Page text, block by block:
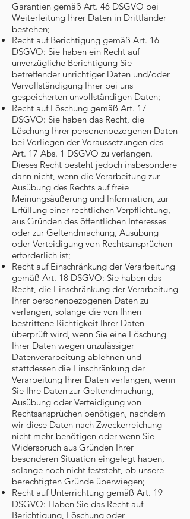
Garantien gemäß Art. 46 DSGVO bei
Weiterleitung Ihrer Daten in Drittländer
bestehen;
Recht auf Berichtigung gemäß Art. 16
DSGVO: Sie haben ein Recht auf
unverzügliche Berichtigung Sie
betreffender unrichtiger Daten und/oder
Vervollständigung Ihrer bei uns
gespeicherten unvollständigen Daten;
Recht auf Löschung gemäß Art. 17
DSGVO: Sie haben das Recht, die
Löschung Ihrer personenbezogenen Daten
bei Vorliegen der Voraussetzungen des
Art. 17 Abs. 1 DSGVO zu verlangen.
Dieses Recht besteht jedoch insbesondere
dann nicht, wenn die Verarbeitung zur
Ausübung des Rechts auf freie
Meinungsäußerung und Information, zur
Erfüllung einer rechtlichen Verpflichtung,
aus Gründen des öffentlichen Interesses
oder zur Geltendmachung, Ausübung
oder Verteidigung von Rechtsansprüchen
erforderlich ist;
Recht auf Einschränkung der Verarbeitung
gemäß Art. 18 DSGVO: Sie haben das
Recht, die Einschränkung der Verarbeitung
Ihrer personenbezogenen Daten zu
verlangen, solange die von Ihnen
bestrittene Richtigkeit Ihrer Daten
überprüft wird, wenn Sie eine Löschung
Ihrer Daten wegen unzulässiger
Datenverarbeitung ablehnen und
stattdessen die Einschränkung der
Verarbeitung Ihrer Daten verlangen, wenn
Sie Ihre Daten zur Geltendmachung,
Ausübung oder Verteidigung von
Rechtsansprüchen benötigen, nachdem
wir diese Daten nach Zweckerreichung
nicht mehr benötigen oder wenn Sie
Widerspruch aus Gründen Ihrer
besonderen Situation eingelegt haben,
solange noch nicht feststeht, ob unsere
berechtigten Gründe überwiegen;
Recht auf Unterrichtung gemäß Art. 19
DSGVO: Haben Sie das Recht auf
Berichtigung, Löschung oder